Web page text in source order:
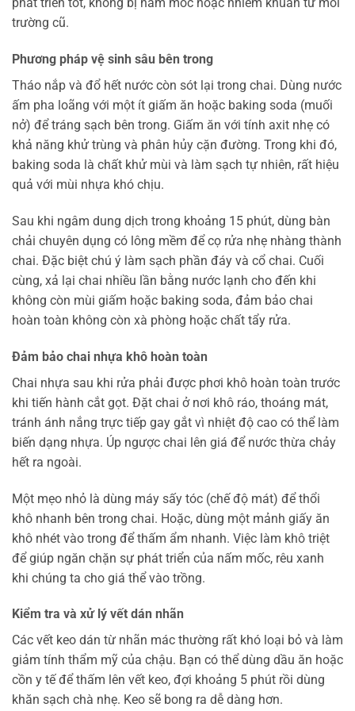
phát triển tốt, không bị nấm mốc hoặc nhiễm khuẩn từ môi
trường cũ.
Phương pháp vệ sinh sâu bên trong
Tháo nắp và đổ hết nước còn sót lại trong chai. Dùng nước
ấm pha loãng với một ít giấm ăn hoặc baking soda (muối
nở) để tráng sạch bên trong. Giấm ăn với tính axit nhẹ có
khả năng khử trùng và phân hủy cặn đường. Trong khi đó,
baking soda là chất khử mùi và làm sạch tự nhiên, rất hiệu
quả với mùi nhựa khó chịu.
Sau khi ngâm dung dịch trong khoảng 15 phút, dùng bàn
chải chuyên dụng có lông mềm để cọ rửa nhẹ nhàng thành
chai. Đặc biệt chú ý làm sạch phần đáy và cổ chai. Cuối
cùng, xả lại chai nhiều lần bằng nước lạnh cho đến khi
không còn mùi giấm hoặc baking soda, đảm bảo chai
hoàn toàn không còn xà phòng hoặc chất tẩy rửa.
Đảm bảo chai nhựa khô hoàn toàn
Chai nhựa sau khi rửa phải được phơi khô hoàn toàn trước
khi tiến hành cắt gọt. Đặt chai ở nơi khô ráo, thoáng mát,
tránh ánh nắng trực tiếp gay gắt vì nhiệt độ cao có thể làm
biến dạng nhựa. Úp ngược chai lên giá để nước thừa chảy
hết ra ngoài.
Một mẹo nhỏ là dùng máy sấy tóc (chế độ mát) để thổi
khô nhanh bên trong chai. Hoặc, dùng một mảnh giấy ăn
khô nhét vào trong để thấm ẩm nhanh. Việc làm khô triệt
để giúp ngăn chặn sự phát triển của nấm mốc, rêu xanh
khi chúng ta cho giá thể vào trồng.
Kiểm tra và xử lý vết dán nhãn
Các vết keo dán từ nhãn mác thường rất khó loại bỏ và làm
giảm tính thẩm mỹ của chậu. Bạn có thể dùng dầu ăn hoặc
cồn y tế để thấm lên vết keo, đợi khoảng 5 phút rồi dùng
khăn sạch chà nhẹ. Keo sẽ bong ra dễ dàng hơn.